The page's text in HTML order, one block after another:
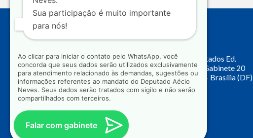
Câmara dos Deputados Ed.
Principal, Ala C – Gabinete 20
CEP: 70.160-900 – Brasília (DF)
Sua participação é muito importante
para nós!
Ao clicar para iniciar o contato pelo WhatsApp, você
concorda que seus dados serão utilizados exclusivamente
para atendimento relacionado às demandas, sugestões ou
informações referentes ao mandato do Deputado Aécio
Neves. Seus dados serão tratados com sigilo e não serão
compartilhados com terceiros.
Falar com gabinete